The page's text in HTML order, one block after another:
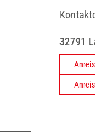
32791